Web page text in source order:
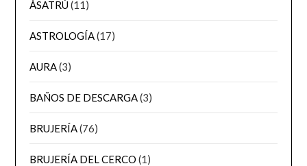
ÁSATRÚ(11)
ASTROLOGÍA(17)
AURA(3)
BAÑOS DE DESCARGA(3)
BRUJERÍA(76)
BRUJERÍA DEL CERCO (1)